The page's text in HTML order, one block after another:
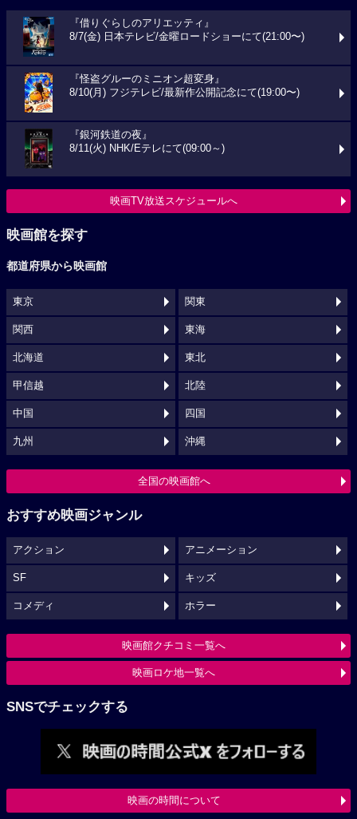
『借りぐらしのアリエッティ』
8/7(金) 日本テレビ/金曜ロードショーにて(21:00〜)
『怪盗グルーのミニオン超変身』
8/10(月) フジテレビ/最新作公開記念にて(19:00〜)
『銀河鉄道の夜』
8/11(火) NHK/Eテレにて(09:00～)
映画TV放送スケジュールへ
映画館を探す
都道府県から映画館
東京 関東
関西 東海
北海道 東北
甲信越 北陸
中国 四国
九州 沖縄
全国の映画館へ
おすすめ映画ジャンル
アクション アニメーション
SF キッズ
コメディ ホラー
映画館クチコミ一覧へ
映画ロケ地一覧へ
SNSでチェックする
映画の時間について